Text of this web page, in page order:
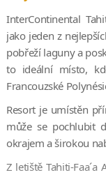
InterContinental
jako jeden z
pobřeží laguny a
to ideální místo,
Francouzské
Resort je umístěn
může se pochlubit
okrajem a širokou
Z letiště Tahiti-